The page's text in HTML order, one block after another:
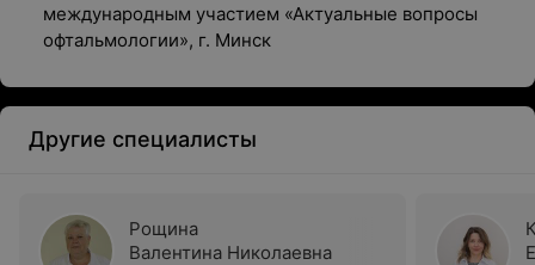
международным участием «Актуальные вопросы
офтальмологии», г. Минск
Другие специалисты
Рощина
Валентина Николаевна